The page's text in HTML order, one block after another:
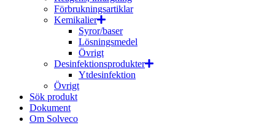
Förbrukningsartiklar
Kemikalier
Syror/baser
Lösningsmedel
Övrigt
Desinfektionsprodukter
Ytdesinfektion
Övrigt
Sök produkt
Dokument
Om Solveco